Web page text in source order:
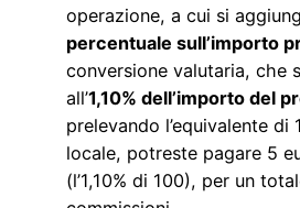
operazione, a cui si
percentuale sull’importo
conversione valutaria, che
all’1,10% dell’importo del
prelevando l’equivalente di
locale, potreste pagare 5
(l’1,10% di 100), per un